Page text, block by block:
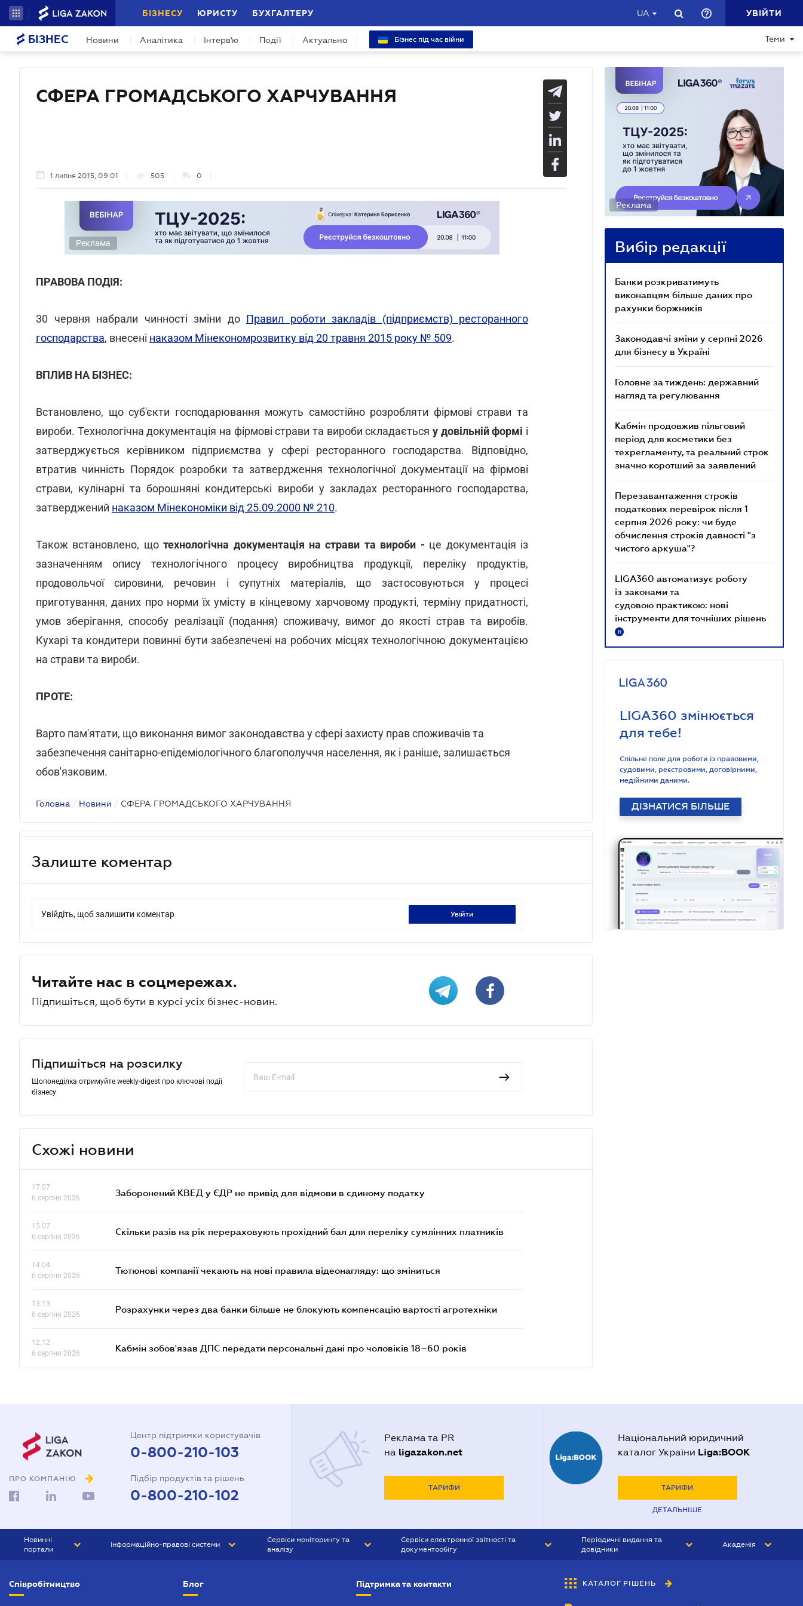
БІЗНЕСУ ЮРИСТУ БУХГАЛТЕРУ UA УВІЙТИ
БІЗНЕС Новини Аналітика Інтерв'ю Події Актуально Бізнес під час війни Теми
СФЕРА ГРОМАДСЬКОГО ХАРЧУВАННЯ
1 липня 2015, 09:01 505 0
Реклама
ПРАВОВА ПОДІЯ:
30 червня набрали чинності зміни до Правил роботи закладів (підприємств) ресторанного
господарства, внесені наказом Мінекономрозвитку від 20 травня 2015 року № 509.
ВПЛИВ НА БІЗНЕС:
Встановлено, що суб'єкти господарювання можуть самостійно розробляти фірмові страви та
вироби. Технологічна документація на фірмові страви та вироби складається у довільній формі і
затверджується керівником підприємства у сфері ресторанного господарства. Відповідно,
втратив чинність Порядок розробки та затвердження технологічної документації на фірмові
страви, кулінарні та борошняні кондитерські вироби у закладах ресторанного господарства,
затверджений наказом Мінекономіки від 25.09.2000 № 210.
Також встановлено, щотехнологічна документація на страви та вироби - це документація із
зазначенням опису технологічного процесу виробництва продукції, переліку продуктів,
продовольчої сировини, речовин і супутніх матеріалів, що застосовуються у процесі
приготування, даних про норми їх умісту в кінцевому харчовому продукті, терміну придатності,
умов зберігання, способу реалізації (подання) споживачу, вимог до якості страв та виробів.
Кухарі та кондитери повинні бути забезпечені на робочих місцях технологічною документацією
на страви та вироби.
ПРОТЕ:
Варто пам'ятати, що виконання вимог законодавства у сфері захисту прав споживачів та
забезпечення санітарно-епідеміологічного благополуччя населення, як і раніше, залишається
обов'язковим.
Головна / Новини / СФЕРА ГРОМАДСЬКОГО ХАРЧУВАННЯ
Залиште коментар
Увійдіть, щоб залишити коментар увійти
Читайте нас в соцмережах.
Підпишіться, щоб бути в курсі усіх бізнес-новин.
Підпишіться на розсилку
Щопонеділка отримуйте weekly-digest про ключові події
бізнесу
Схожі новини
17.07
6 серпня 2026
Заборонений КВЕД у ЄДР не привід для відмови в єдиному податку
15.07
6 серпня 2026
Скільки разів на рік перераховують прохідний бал для переліку сумлінних платників
14.04
6 серпня 2026
Тютюнові компанії чекають на нові правила відеонагляду: що зміниться
13.13
6 серпня 2026
Розрахунки через два банки більше не блокують компенсацію вартості агротехніки
12.12
6 серпня 2026
Кабмін зобов'язав ДПС передати персональні дані про чоловіків 18–60 років
Реклама
Вибір редакції
Банки розкриватимуть
виконавцям більше даних про
рахунки боржників
Законодавчі зміни у серпні 2026
для бізнесу в Україні
Головне за тиждень: державний
нагляд та регулювання
Кабмін продовжив пільговий
період для косметики без
техрегламенту, та реальний строк
значно коротший за заявлений
Перезавантаження строків
податкових перевірок після 1
серпня 2026 року: чи буде
обчислення строків давності "з
чистого аркуша"?
LIGA360 автоматизує роботу
із законами та
судовою практикою: нові
інструменти для точніших рішень
R
LIGA360 змінюється
для тебе!
Спільне поле для роботи із правовими,
судовими, реєстровими, договірними,
медійними даними.
ДІЗНАТИСЯ БІЛЬШЕ
ПРО КОМПАНІЮ
Центр підтримки користувачів
0-800-210-103
Підбір продуктів та рішень
0-800-210-102
Реклама та PR
на ligazakon.net
ТАРИФИ
Національний юридичний
каталог України Liga:BOOK
ТАРИФИ
ДЕТАЛЬНІШЕ
Новинні
портали
БІЗНЕС
Інформаційно-правові системи
Сервіси моніторингу та
аналізу
Сервіси електронної звітності та
документообігу
Періодичні видання та
довідники
БУХГАЛТЕР&ЗАКОН
Академія
Співробітництво Блог Підтримка та контакти КАТАЛОГ РІШЕНЬ